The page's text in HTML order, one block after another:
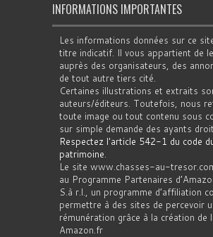
INFORMATIONS IMPORTANTES
Les informations données sur ce
titre indicatif. Il vous appartient de
auprès des organisateurs, des
de tout autre tiers cité.
Certaines illustrations et extraits
auteurs/éditeurs. Toutefois, nous
toute image ou tout contenu sous
sur simple demande des ayants
Respectez l'article 542-1 du code
patrimoine.
Le site www.chasses-au-
au Programme Partenaires
S.à r.l., un programme d’affiliation
permettre à des sites de percevoir
rémunération grâce à la création de
Amazon.fr